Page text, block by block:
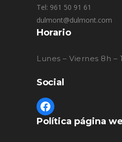
Tel: 961 50 91 61
dulmont@dulmont.com
Horario
Lunes – Viernes 8h –
Social
Política página